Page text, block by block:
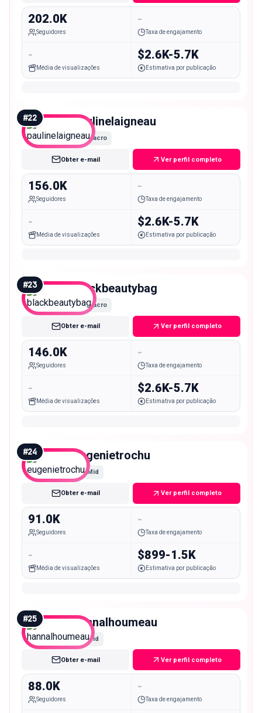
202.0K
Seguidores
-
Taxa de engajamento
-
Média de visualizações
$2.6K-5.7K
Estimativa por publicação
#22 paulinelaigneau
Macro
Obter e-mail Ver perfil completo
156.0K
Seguidores
-
Taxa de engajamento
-
Média de visualizações
$2.6K-5.7K
Estimativa por publicação
#23 blackbeautybag
Macro
Obter e-mail Ver perfil completo
146.0K
Seguidores
-
Taxa de engajamento
-
Média de visualizações
$2.6K-5.7K
Estimativa por publicação
#24 eugenietrochu
Mid
Obter e-mail Ver perfil completo
91.0K
Seguidores
-
Taxa de engajamento
-
Média de visualizações
$899-1.5K
Estimativa por publicação
#25 hannalhoumeau
Mid
Obter e-mail Ver perfil completo
88.0K
Seguidores
-
Taxa de engajamento